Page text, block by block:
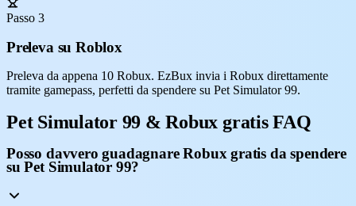
Passo 3
Preleva su Roblox
Preleva da appena 10 Robux. EzBux invia i Robux direttamente
tramite gamepass, perfetti da spendere su Pet Simulator 99.
Pet Simulator 99 & Robux gratis FAQ
Posso davvero guadagnare Robux gratis da spendere
su Pet Simulator 99?